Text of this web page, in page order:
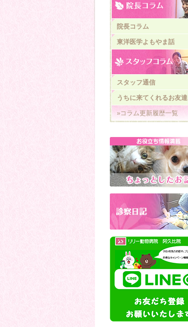
院長コラム
東洋医学よもやま話
スタッフ通信
うちに来てくれるお友達
»コラム更新履歴一覧